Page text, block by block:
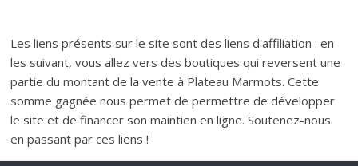
Les liens présents sur le site sont des liens d'affiliation : en
les suivant, vous allez vers des boutiques qui reversent une
partie du montant de la vente à Plateau Marmots. Cette
somme gagnée nous permet de permettre de développer
le site et de financer son maintien en ligne. Soutenez-nous
en passant par ces liens !